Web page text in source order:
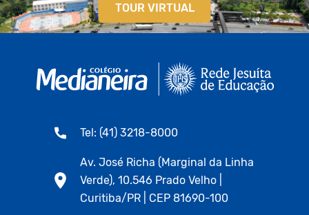
TOUR VIRTUAL
Tel: (41) 3218-8000
Av. José Richa (Marginal da Linha
Verde), 10.546 Prado Velho |
Curitiba/PR | CEP 81690-100